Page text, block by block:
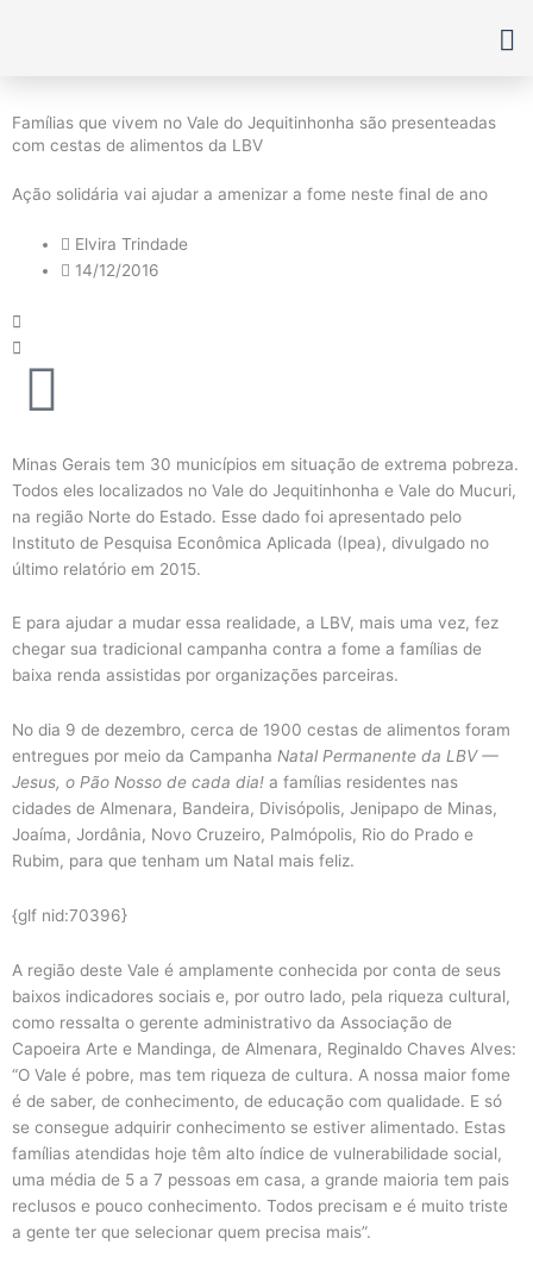
Famílias que vivem no Vale do Jequitinhonha são presenteadas
com cestas de alimentos da LBV
Ação solidária vai ajudar a amenizar a fome neste final de ano
Elvira Trindade
14/12/2016
Minas Gerais tem 30 municípios em situação de extrema pobreza.
Todos eles localizados no Vale do Jequitinhonha e Vale do Mucuri,
na região Norte do Estado. Esse dado foi apresentado pelo
Instituto de Pesquisa Econômica Aplicada (Ipea), divulgado no
último relatório em 2015.
E para ajudar a mudar essa realidade, a LBV, mais uma vez, fez
chegar sua tradicional campanha contra a fome a famílias de
baixa renda assistidas por organizações parceiras.
No dia 9 de dezembro, cerca de 1900 cestas de alimentos foram
entregues por meio da Campanha Natal Permanente da LBV —
Jesus, o Pão Nosso de cada dia! a famílias residentes nas
cidades de Almenara, Bandeira, Divisópolis, Jenipapo de Minas,
Joaíma, Jordânia, Novo Cruzeiro, Palmópolis, Rio do Prado e
Rubim, para que tenham um Natal mais feliz.
{glf nid:70396}
A região deste Vale é amplamente conhecida por conta de seus
baixos indicadores sociais e, por outro lado, pela riqueza cultural,
como ressalta o gerente administrativo da Associação de
Capoeira Arte e Mandinga, de Almenara, Reginaldo Chaves Alves:
“O Vale é pobre, mas tem riqueza de cultura. A nossa maior fome
é de saber, de conhecimento, de educação com qualidade. E só
se consegue adquirir conhecimento se estiver alimentado. Estas
famílias atendidas hoje têm alto índice de vulnerabilidade social,
uma média de 5 a 7 pessoas em casa, a grande maioria tem pais
reclusos e pouco conhecimento. Todos precisam e é muito triste
a gente ter que selecionar quem precisa mais”.